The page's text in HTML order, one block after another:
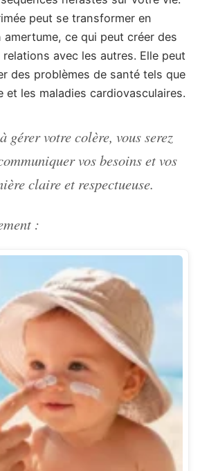
peut se transformer en
ce qui peut créer des
avec les autres. Elle peut
des problèmes de santé tels que
et les maladies cardiovasculaires.
gérer votre colère, vous serez
vos besoins et vos
claire et respectueuse.
: